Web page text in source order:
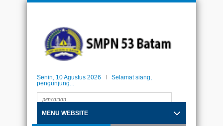
Senin, 10 Agustus 2026
Selamat siang,
pengunjung...
MENU WEBSITE